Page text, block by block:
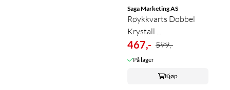
Saga Marketing AS
Røykkvarts Dobbel
Krystall ...
467,- 599,-
På lager
Kjøp